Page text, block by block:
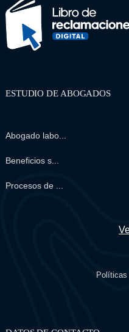
ESTUDIO DE ABOGADOS
Abogado labo...
Beneficios s...
Procesos de ...
Políticas